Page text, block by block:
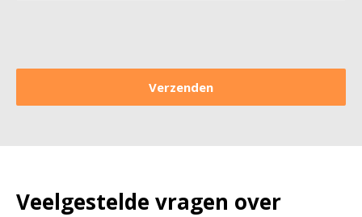
Veelgestelde vragen over